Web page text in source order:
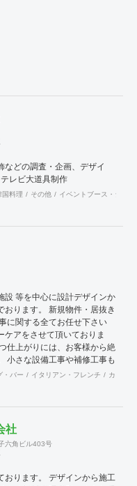
などの調査・企画、デザイ
レビ大道具制作
国料理 その他 イベントブース・ショ
設 等を中心に設計デザインか
おります。 新規物件・居抜き
に関する全てお任せ下さい
ケアをさせて頂いておりま
仕上がりには、お客様から絶
小さな設備工事や補修工事も
った事が有ったら先ずは当社
・バー イタリアン・フレンチ カフェ
社
六角ビル403号
おります。 デザインから施工